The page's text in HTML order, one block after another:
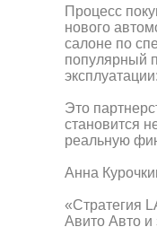
Процесс
нового
салоне по
популярный
Это
становится
реальную
Анна
«Стратегия
Авито Авто и